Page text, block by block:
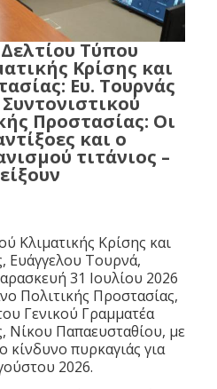
Τύπου
Κρίσης και
Ευ. Τουρνάς
Προστασίας: Οι
και ο
τιτάνιος –
Κλιματικής Κρίσης και
Ευάγγελου Τουρνά,
31 Ιουλίου 2026
Πολιτικής Προστασίας,
Γενικού Γραμματέα
Νίκου Παπαευσταθίου, με
κίνδυνο πυρκαγιάς για
2026.